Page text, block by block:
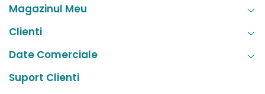
Magazinul Meu
Clienti
Date Comerciale
Suport Clienti